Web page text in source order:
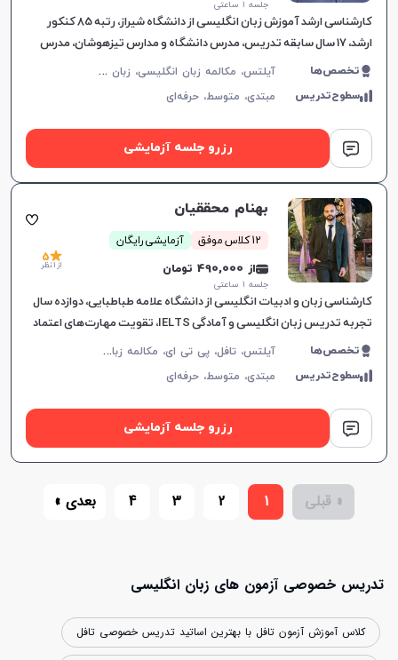
جلسه ۱ ساعتی
کارشناسی ارشد آموزش زبان انگلیسی از دانشگاه شیراز، رتبه 85 کنکور
ارشد، 17 سال سابقه تدریس، مدرس دانشگاه و مدارس تیزهوشان، مدرس
دوره‌های آیلتس و آموزش زبان عمومی، تدریس هدفمند و تعام
تخصص‌ها آ
یلتس، مکالمه زبان انگلیسی، زبان انگلیسی عمومی، گرامر زبان انگلیسی، زبان انگلیسی بریتیش، زبان انگلیسی کنکور سراسری، زبان انگلیسی کنکور کاردانی، زبان انگلیسی کنکور ارشد، زبان انگلیسی کنکور دکتری، زبان انگلیسی دهم دبیرستان، زبان انگلیسی یازدهم دبیرستان، زبان انگلیسی دوازدهم دبیرستان
سطوح‌تدریس مبتدی، متوسط،حرفه‌ای
رزرو جلسه آزمایشی
بهنام محققیان
12 کلاس موفق آزمایشی رایگان
از 490,000 تومان
جلسه ۱ ساعتی
5
از 1 نظر
کارشناسی زبان و ادبیات انگلیسی از دانشگاه علامه طباطبایی، دوازده سال
تجربه تدریس زبان انگلیسی و آمادگی IELTS، تقویت مهارت‌های اعتماد
به نفس، مکالمه و گرامر، ارتباط موثر و یادگیری لذت‌ب
تخصص‌ها آ
یلتس، تافل، پی تی ای، مکالمه زبان انگلیسی، گرامر زبان انگلیسی، زبان انگلیسی تجاری، زبان انگلیسی آمریکایی، زبان انگلیسی کنکور ارشد، دولینگو، زبان انگلیسی عمومی، زبان انگلیسی کانادایی
سطوح‌تدریس مبتدی، متوسط،حرفه‌ای
رزرو جلسه آزمایشی
« قبلی 1
2
3
4 بعدی »
تدریس خصوصی آزمون های زبان انگلیسی
کلاس آموزش آزمون تافل با بهترین اساتید تدریس خصوصی تافل